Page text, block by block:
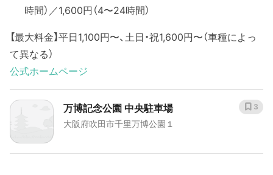
時間）／1,600円（4〜24時間）
【最大料金】平日1,100円〜、土日・祝1,600円〜（車種によっ
て異なる）
公式ホームページ
万博記念公園 中央駐車場
大阪府吹田市千里万博公園１
3